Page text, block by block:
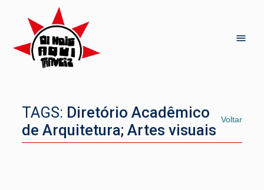
TAGS: Diretório Acadêmico
de Arquitetura; Artes visuais
Voltar